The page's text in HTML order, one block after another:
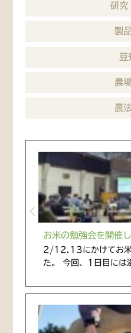
研究
製
豆
農
農
お米の勉強会を開催
2/12.13にかけてお米
た。 今回、1日目には